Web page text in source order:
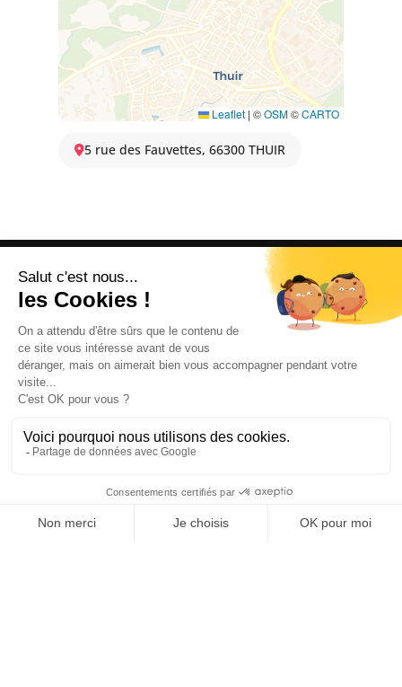
Leaflet | ©OSM©CARTO
5 rue des Fauvettes, 66300 THUIR
ASPRES-THUIR
Boulevard Violet, 66300 Thuir